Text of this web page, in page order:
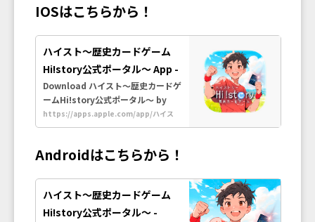
IOSはこちらから！
ハイスト〜歴史カードゲーム
Hi!story公式ポータル〜 App -
App Store
Download ハイスト〜歴史カードゲ
ームHi!story公式ポータル〜 by
Highsto Inc. on the App Store.
See screenshots, ratings and
apps like ハイスト〜歴史カードゲ
https://apps.apple.com/app/ハイス
ト-歴史カードゲームhi-story公式ポータ
Androidはこちらから！
ハイスト〜歴史カードゲーム
Hi!story公式ポータル〜 -